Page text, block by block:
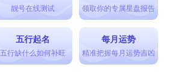
靓号在线测试 领取你的专属星盘报告
五行起名
五行缺什么如何补旺
每月运势
精准把握每月运势吉凶